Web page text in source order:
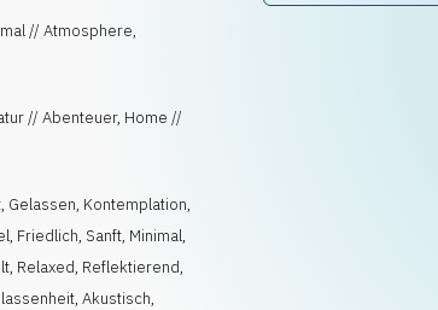
// Atmosphere,
// Abenteuer, Home //
, Gelassen, Kontemplation,
, Friedlich, Sanft, Minimal,
Relaxed, Reflektierend,
,Akustisch,